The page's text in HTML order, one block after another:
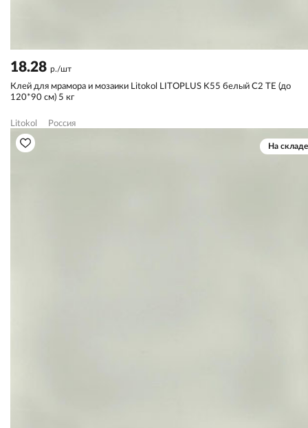
18.28 р./шт
Клей для мрамора и мозаики Litokol LITOPLUS K55 белый С2 TЕ (до
120*90 см) 5 кг
Litokol Россия
На складе